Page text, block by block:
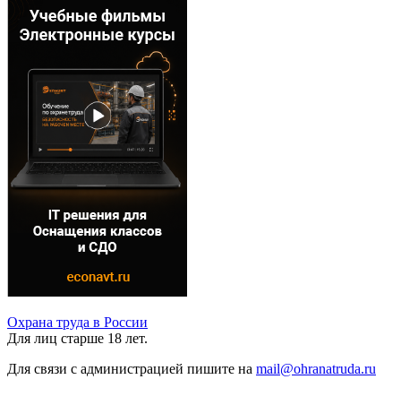
Охрана труда в России
Для лиц старше 18 лет.
Для связи с администрацией пишите на mail@ohranatruda.ru